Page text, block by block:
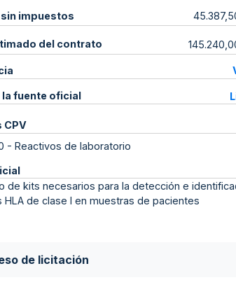
impuestos
del contrato
la fuente oficial
CPV
- Reactivos de laboratorio
de kits necesarios para la detección e
HLA de clase I en muestras de pacientes
de licitación